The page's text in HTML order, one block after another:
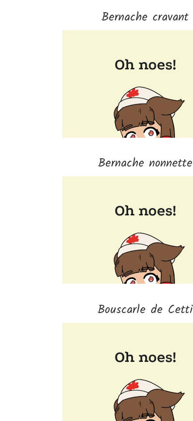
Bernache cravant
Bernache nonnette
Bouscarle de Cetti